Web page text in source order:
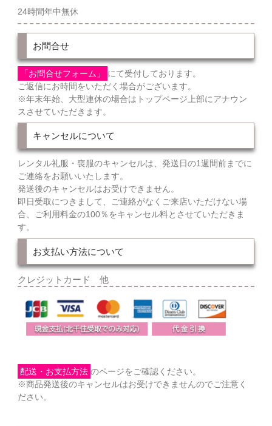
24時間年中無休
お問合せ
「お問合せフォーム」
にて受付しております。
ご返信にお時間をいただく場合がございます。
※年末年始、大型連休の場合はトップページ上部にアナウン
スさせていただきます。
キャンセルについて
レンタル礼服・喪服のキャンセルは、発送日の1週間前までに
ご連絡をお願いいたします。
発送後のキャンセルはお受けできません。
即日受取につきまして、ご連絡がなくご来店いただけない場
合、ご利用料金の100％をキャンセル料とさせていただきま
す。
お支払い方法について
クレジットカード 他
配送・お支払方法 のページをご確認ください。
※商品発送後のキャンセルはお受けできませんのでご注意く
ださい。